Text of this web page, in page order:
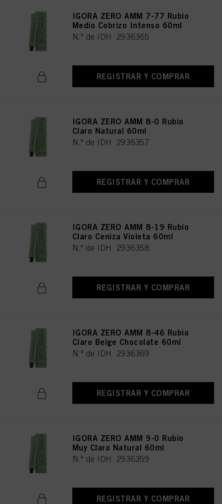
IGORA ZERO AMM 7-77 Rubio
Medio Cobrizo Intenso 60ml
N.º de IDH 2936365
REGISTRAR Y COMPRAR
IGORA ZERO AMM 8-0 Rubio
Claro Natural 60ml
N.º de IDH 2936357
REGISTRAR Y COMPRAR
IGORA ZERO AMM 8-19 Rubio
Claro Ceniza Violeta 60ml
N.º de IDH 2936358
REGISTRAR Y COMPRAR
IGORA ZERO AMM 8-46 Rubio
Claro Beige Chocolate 60ml
N.º de IDH 2936369
REGISTRAR Y COMPRAR
IGORA ZERO AMM 9-0 Rubio
Muy Claro Natural 60ml
N.º de IDH 2936359
REGISTRAR Y COMPRAR